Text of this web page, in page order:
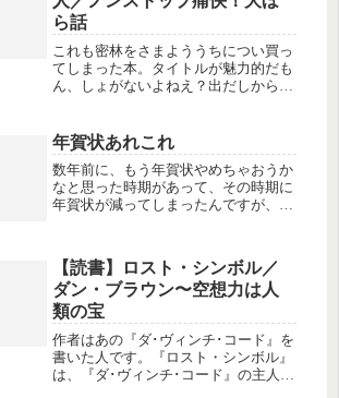
ら話
これも密林をさまよううちについ買っ
てしまった本。タイトルが魅力的だも
ん、しょがないよねえ？出だしからし
っこう分厚いので）途中から勢いに乗
り始めて、出るわ出るわ、あんな作り
話...
年賀状あれこれ
数年前に、もう年賀状やめちゃおうか
なと思った時期があって、その時期に
年賀状が減ってしまったんですが、会
なく「宛名職人」を購入。そしたら、
名前や住所の入力もラクラクだし、な
に...
【読書】ロスト・シンボル／
ダン・ブラウン〜空想力は人
類の宝
作者はあの『ダ･ヴィンチ･コード』を
書いた人です。『ロスト・シンボル』
は、『ダ･ヴィンチ･コード』の主人公